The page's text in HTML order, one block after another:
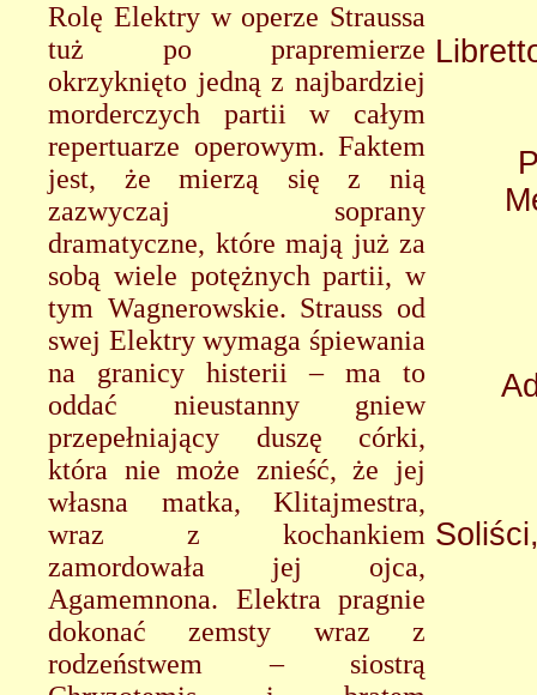
Rolę Elektry w operze Straussa
tuż po prapremierze
okrzyknięto jedną z najbardziej
morderczych partii w całym
repertuarze operowym. Faktem
jest, że mierzą się z nią
zazwyczaj soprany
dramatyczne, które mają już za
sobą wiele potężnych partii, w
tym Wagnerowskie. Strauss od
swej Elektry wymaga śpiewania
na granicy histerii – ma to
oddać nieustanny gniew
przepełniający duszę córki,
która nie może znieść, że jej
własna matka, Klitajmestra,
wraz z kochankiem
zamordowała jej ojca,
Agamemnona. Elektra pragnie
dokonać zemsty wraz z
rodzeństwem – siostrą